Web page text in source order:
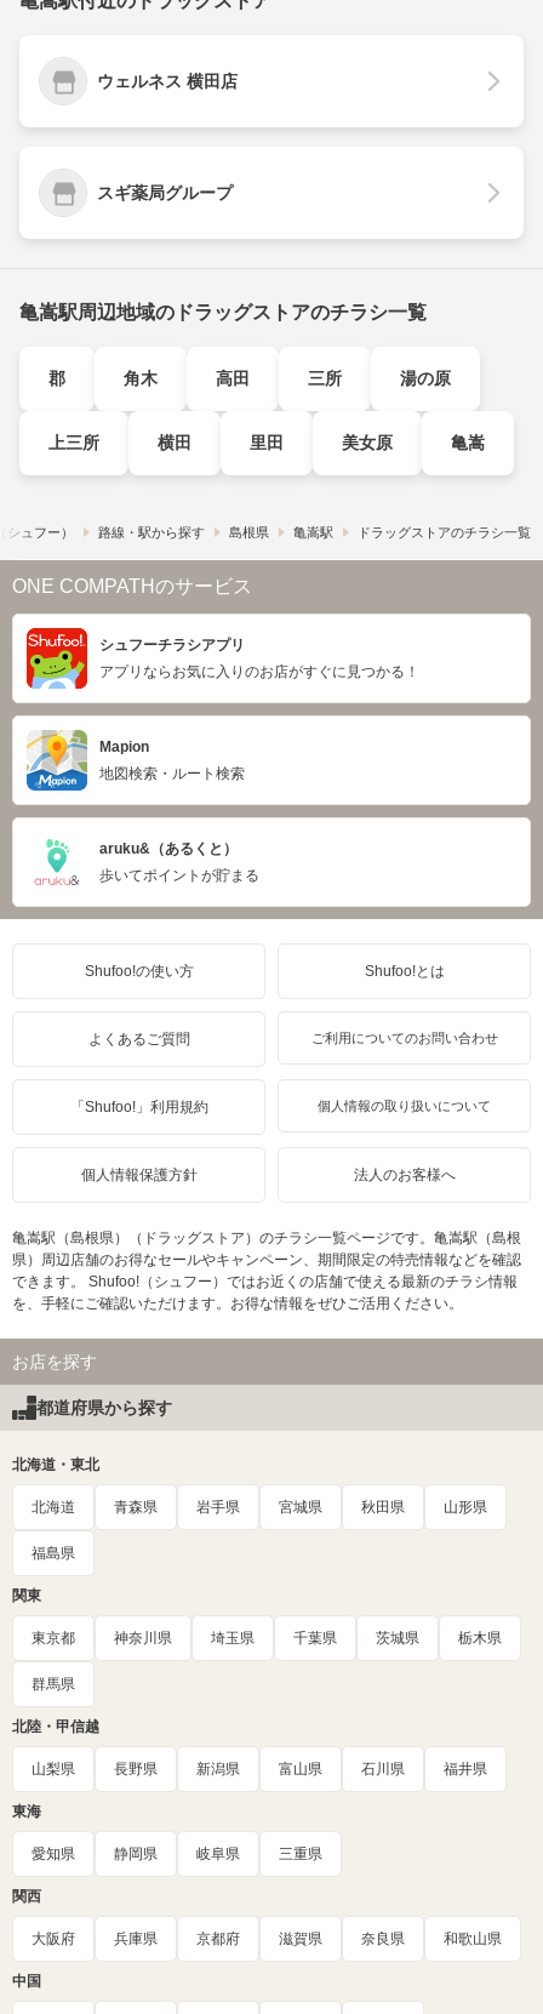
ウェルネス 横田店
スギ薬局グループ
亀嵩駅周辺地域のドラッグストアのチラシ一覧
郡 角木 高田 三所 湯の原
上三所 横田 里田 美女原 亀嵩
ュフー） 路線・駅から探す 島根県 亀嵩駅 ドラッグストアのチラシ一覧
ONE COMPATHのサービス
シュフーチラシアプリ
アプリならお気に入りのお店がすぐに見つかる！
Mapion
地図検索・ルート検索
aruku&（あるくと）
歩いてポイントが貯まる
Shufoo!の使い方 Shufoo!とは
よくあるご質問 ご利用についてのお問い合わせ
「Shufoo!」利用規約 個人情報の取り扱いについて
個人情報保護方針 法人のお客様へ
亀嵩駅（島根県）（ドラッグストア）のチラシ一覧ページです。亀嵩駅（島根
県）周辺店舗のお得なセールやキャンペーン、期間限定の特売情報などを確認
できます。 Shufoo!（シュフー）ではお近くの店舗で使える最新のチラシ情報
を、手軽にご確認いただけます。お得な情報をぜひご活用ください。
お店を探す
都道府県から探す
北海道・東北
北海道 青森県 岩手県 宮城県 秋田県 山形県
福島県
関東
東京都 神奈川県 埼玉県 千葉県 茨城県 栃木県
群馬県
北陸・甲信越
山梨県 長野県 新潟県 富山県 石川県 福井県
東海
愛知県 静岡県 岐阜県 三重県
関西
大阪府 兵庫県 京都府 滋賀県 奈良県 和歌山県
中国